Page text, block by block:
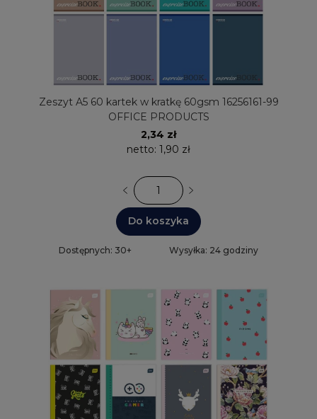
Zeszyt A5 60 kartek w kratkę 60gsm 16256161-99
OFFICE PRODUCTS
2,34 zł
netto: 1,90 zł
Do koszyka
Dostępnych: 30+ Wysyłka: 24 godziny